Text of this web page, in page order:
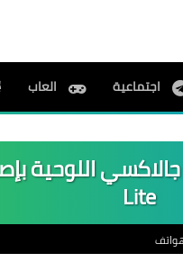
اجتماعية العاب
Lite